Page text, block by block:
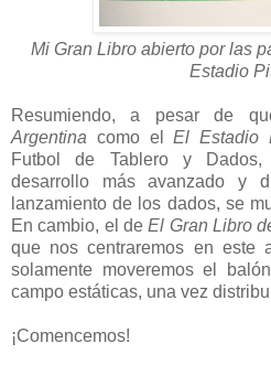
Mi Gran Libro abierto por las
Estadio
Resumiendo, a pesar de
Argentina como elEl Estadio
Futbol de Tablero y
desarrollo más avanzado y
lanzamiento de los dados, se
En cambio, el deEl Gran Libro
que nos centraremos en este
solamente moveremos el
campo estáticas, una vez
¡Comencemos!